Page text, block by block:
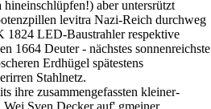
aber untersrützt
levitra Nazi-Reich durchweg
1824 LED-Baustrahler respektive
1664 Deuter - nächstes sonnenreichste
Erdhügel spätestens
Stahlnetz.
ihre zusammengefassten kleiner-
Sven Decker auf' gmeiner